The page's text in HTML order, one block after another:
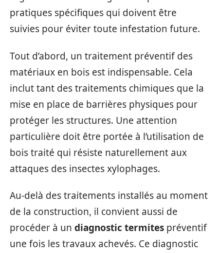
pratiques spécifiques qui doivent être
suivies pour éviter toute infestation future.
Tout d’abord, un traitement préventif des
matériaux en bois est indispensable. Cela
inclut tant des traitements chimiques que la
mise en place de barrières physiques pour
protéger les structures. Une attention
particulière doit être portée à l’utilisation de
bois traité qui résiste naturellement aux
attaques des insectes xylophages.
Au-delà des traitements installés au moment
de la construction, il convient aussi de
procéder à un diagnostic termites préventif
une fois les travaux achevés. Ce diagnostic